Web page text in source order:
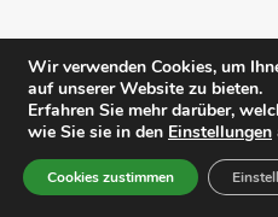
Wir verwenden Cookies, um
auf unserer Website zu bieten.
Erfahren Sie mehr darüber,
wie Sie sie in den Einstellungen
Cookies zustimmen